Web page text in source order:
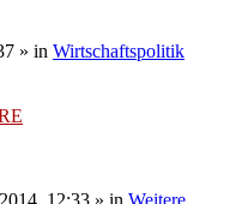
» in Wirtschaftspolitik
12:33 » in Weitere